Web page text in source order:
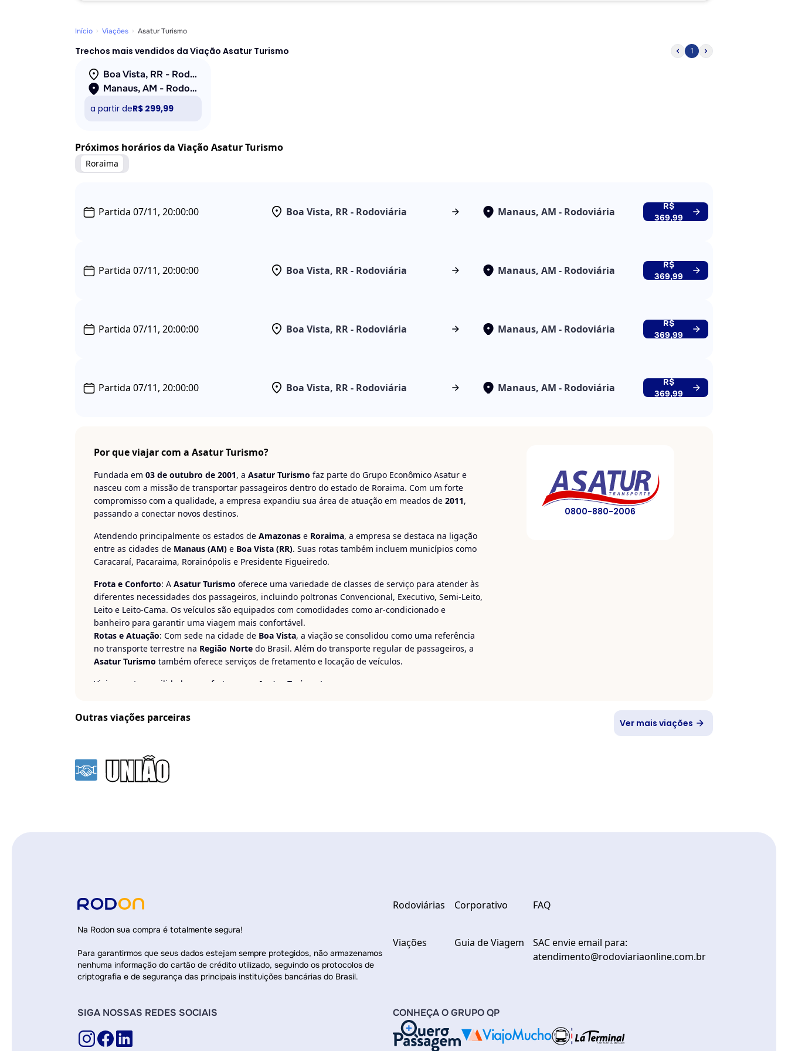
Início Viações Asatur Turismo
Trechos mais vendidos da Viação Asatur Turismo 1
Boa Vista, RR - Rodoviária
Manaus, AM - Rodoviária
a partir deR$ 299,99
Próximos horários da Viação Asatur Turismo
Roraima
Boa Vista, RR - Rodoviária Manaus, AM - Rodoviária
Partida 07/11, 20:00:00
R$
369,99
Boa Vista, RR - Rodoviária Manaus, AM - Rodoviária
Partida 07/11, 20:00:00
R$
369,99
Boa Vista, RR - Rodoviária Manaus, AM - Rodoviária
Partida 07/11, 20:00:00
R$
369,99
Boa Vista, RR - Rodoviária Manaus, AM - Rodoviária
Partida 07/11, 20:00:00
R$
369,99
Por que viajar com a Asatur Turismo?
Fundada em 03 de outubro de 2001, a Asatur Turismo faz parte do Grupo Econômico Asatur e
nasceu com a missão de transportar passageiros dentro do estado de Roraima. Com um forte
compromisso com a qualidade, a empresa expandiu sua área de atuação em meados de 2011,
passando a conectar novos destinos.
Atendendo principalmente os estados de Amazonas e Roraima, a empresa se destaca na ligação
entre as cidades de Manaus (AM) e Boa Vista (RR). Suas rotas também incluem municípios como
Caracaraí, Pacaraima, Rorainópolis e Presidente Figueiredo.
Frota e Conforto: A Asatur Turismo oferece uma variedade de classes de serviço para atender às
diferentes necessidades dos passageiros, incluindo poltronas Convencional, Executivo, Semi-Leito,
Leito e Leito-Cama. Os veículos são equipados com comodidades como ar-condicionado e
banheiro para garantir uma viagem mais confortável.
Rotas e Atuação: Com sede na cidade de Boa Vista, a viação se consolidou como uma referência
no transporte terrestre na Região Norte do Brasil. Além do transporte regular de passageiros, a
Asatur Turismo também oferece serviços de fretamento e locação de veículos.
Viaje com tranquilidade e conforto com a
Asatur Turismo !
0800-880-2006
Outras viações parceiras Ver mais viações
Na Rodon sua compra é totalmente segura!
Para garantirmos que seus dados estejam sempre protegidos, não armazenamos
nenhuma informação do cartão de crédito utilizado, seguindo os protocolos de
criptografia e de segurança das principais instituições bancárias do Brasil.
Rodoviárias
Viações
Corporativo
Guia de Viagem
FAQ
SAC envie email para:
atendimento@rodoviariaonline.com.br
CONHEÇA O GRUPO QP
SIGA NOSSAS REDES SOCIAIS